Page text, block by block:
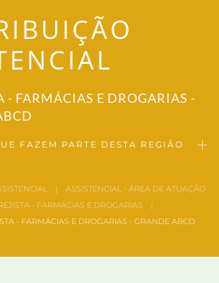
- FARMÁCIAS E DROGARIAS -
FAZEM PARTE DESTA REGIÃO
ASSISTENCIAL - ÁREA DE ATUAÇÃO
- FARMÁCIAS E DROGARIAS
- FARMÁCIAS E DROGARIAS - GRANDE ABCD